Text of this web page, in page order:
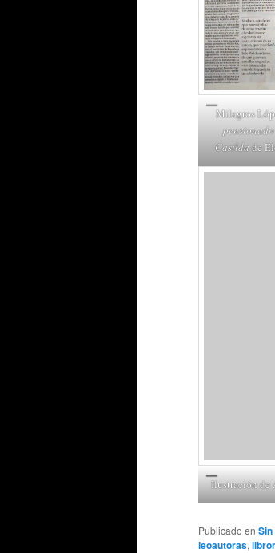
Milagros
Casildade
Ilustración de
Publicado en
leoautoras,